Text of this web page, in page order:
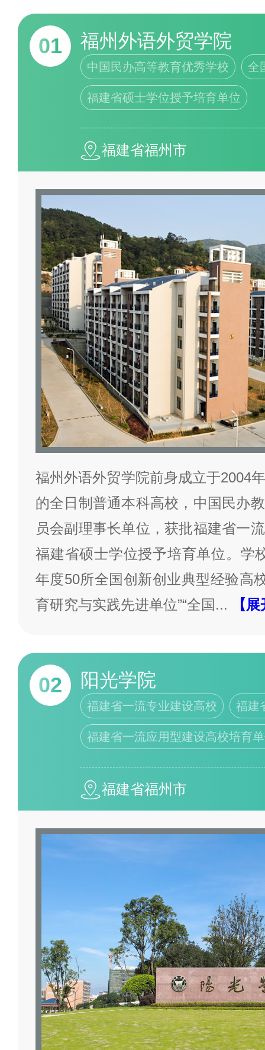
合分析研究专业测评、拟合行
数据、云计算、数据统计真实
仅供参考。另外本榜单不作学
整等因素而有所变动。学校具
投票>>
01 福州外语外贸学院
中国民办高等教育优秀学校 全
福建省硕士学位授予培育单位
福建省福州市
福州外语外贸学院前身成立于2004
的全日制普通本科高校，中国民办
员会副理事长单位，获批福建省一
福建省硕士学位授予培育单位。学
年度50所全国创新创业典型经验高
育研究与实践先进单位”“全国 ... 【
02 阳光学院
福建省一流专业建设高校 福建
福建省一流应用型建设高校培育
福建省福州市